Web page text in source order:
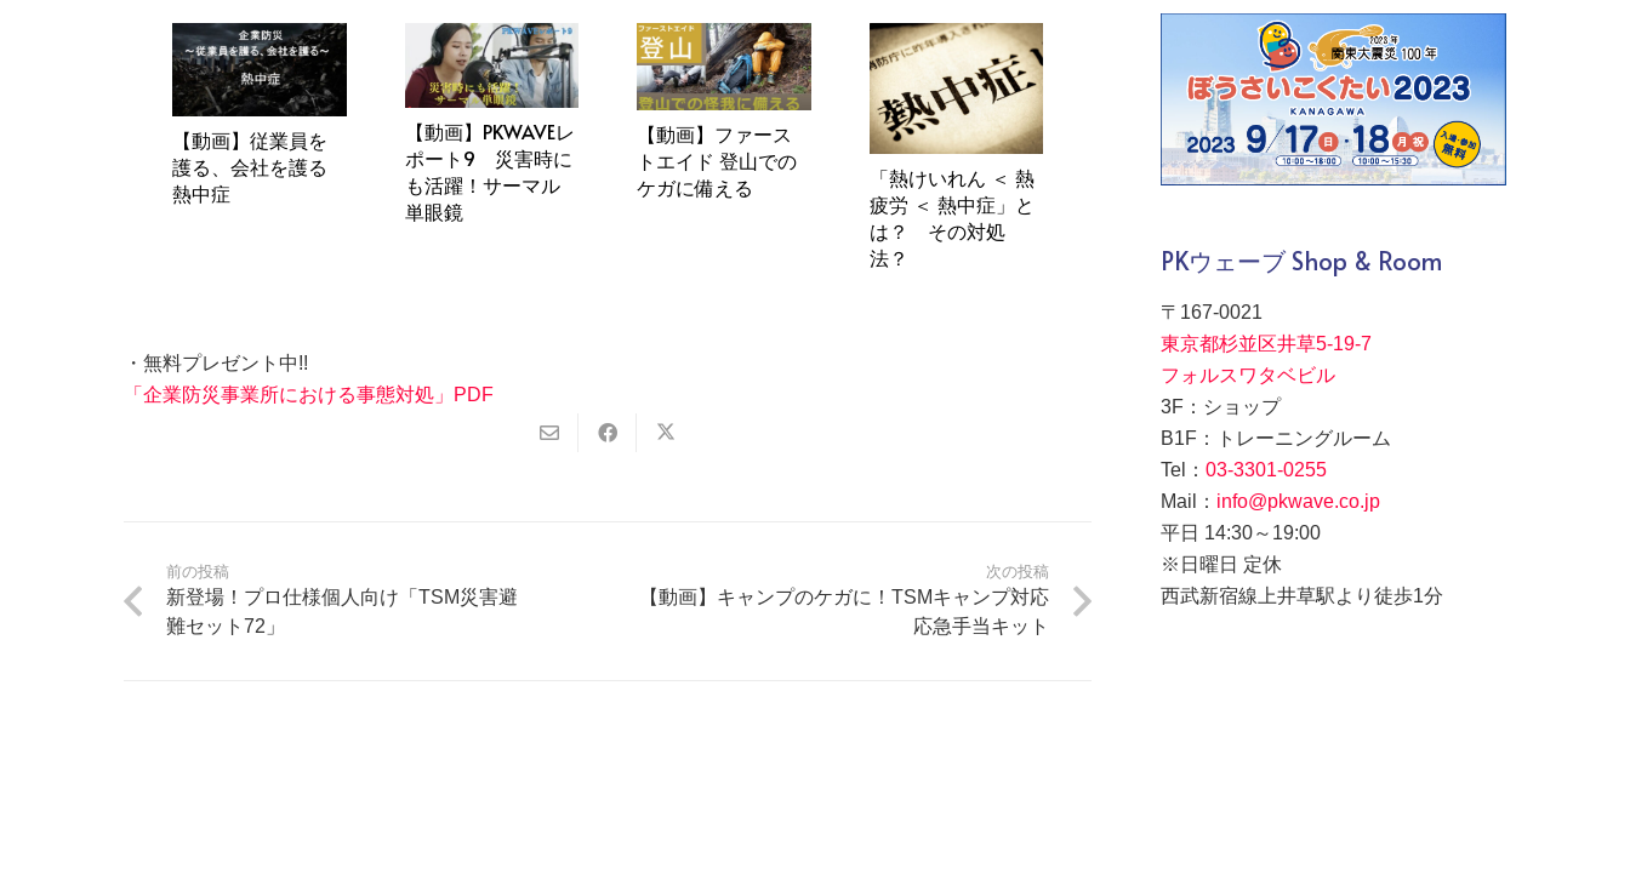
【動画】従業員を
護る、会社を護る
熱中症
【動画】PKWAVEレ
ポート9 災害時に
も活躍！サーマル
単眼鏡
【動画】ファース
トエイド 登山での
ケガに備える
「熱けいれん ＜ 熱
疲労 ＜ 熱中症」と
は？ その対処
法？
・無料プレゼント中!!
「企業防災事業所における事態対処」PDF
前の投稿
新登場！プロ仕様個人向け「TSM災害避
難セット72」
次の投稿
【動画】キャンプのケガに！TSMキャンプ対応
応急手当キット
PKウェーブ Shop & Room
〒167-0021
東京都杉並区井草5-19-7
フォルスワタベビル
3F：ショップ
B1F：トレーニングルーム
Tel： 03-3301-0255
Mail： info@pkwave.co.jp
平日 14:30～19:00
※日曜日 定休
西武新宿線上井草駅より徒歩1分